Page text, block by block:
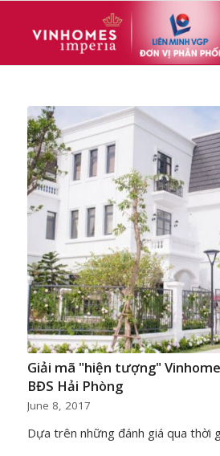
Giải mã "hiện tượng"
BĐS Hải Phòng
June 8, 2017
Dựa trên những đánh giá qua thời